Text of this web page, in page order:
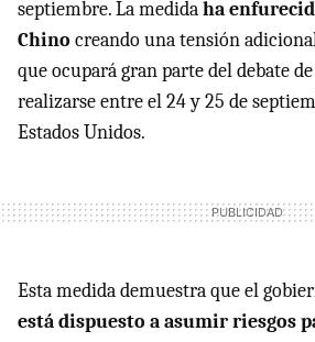
septiembre. La medidaha
Chino creando una tensión
que ocupará gran parte del debate
realizarse entre el 24 y 25 de
Estados Unidos.
Esta medida demuestra que el
está dispuesto a asumir riesgos